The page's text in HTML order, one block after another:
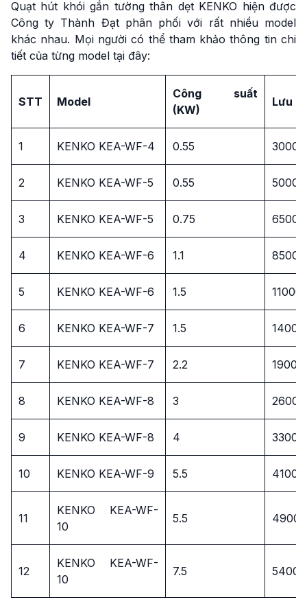
Quạt hút khói gắn tường thân dẹt KENKO hiện được
Công ty Thành Đạt phân phối với rất nhiều model
khác nhau. Mọi người có thể tham khảo thông tin chi
tiết của từng model tại đây:
STT Model
Công suất
(KW)
Lưu
1 KENKO KEA-WF-4 0.55 3000
2 KENKO KEA-WF-5 0.55 5000
3 KENKO KEA-WF-5 0.75 6500
4 KENKO KEA-WF-6 1.1 8500
5 KENKO KEA-WF-6 1.5 11000
6 KENKO KEA-WF-7 1.5
7 KENKO KEA-WF-7 2.2
8 KENKO KEA-WF-8 3
9 KENKO KEA-WF-8 4
10 KENKO KEA-WF-9 5.5
11
KENKO KEA-WF-
10
5.5
12
KENKO KEA-WF-
10
7.5